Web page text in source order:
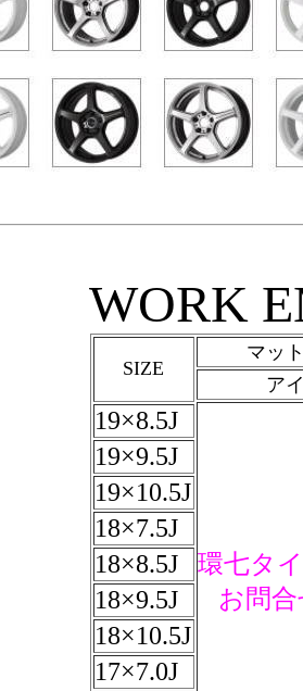
WORK
SIZE
マッ
ア
環七タ
お問
19×8.5J
19×9.5J
19×10.5J
18×7.5J
18×8.5J
18×9.5J
18×10.5J
17×7.0J